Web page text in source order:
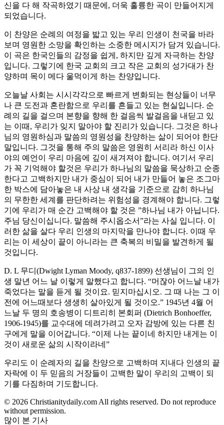
신을 다 해 작곡하였기 때문에, 더욱 훌륭한 곡이 만들어지게
되었습니다.
이 찬양은 순례의 여정을 밟고 있는 우리 인생이 천국을 바라
보며 영원한 소망을 확인하는 소중한 메시지가 담겨 있습니다.
이 곡은 한국인들의 감정을 쉽게, 하지만 깊게 자극하는 찬양
입니다. 그렇기에 한국 교회의 크고 작은 교회의 성가대가 찬
양하며 목이 메다 울먹이게 하는 찬양입니다.
오늘날 사회는 시시각각으로 빠르게 변화되는 현상들이 너무
나 큰 도전과 혼란함으로 우리를 흔들고 있는 현실입니다. 순
례의 길을 걸으며 본향을 향해 한 걸음씩 발걸음을 내딛고 있
는 이때, 우리가 잊지 말아야 할 진리가 있습니다. 그것은 하나
님의 영원하심과 말씀의 영원성을 찬양하는 삶이 되어야 한단
말입니다. 그것을 통해 주의 말씀은 영원히 서리라 하신 이사
야의 예언이 우리 마음에 깊이 새겨져야 합니다. 여기서 우리
가 꼭 기억해야 할것은 우리가 하나님의 말씀을 묵상하고 순종
한다고 고백하지만 내가 중심이 되어 내가 만들어 놓은 조그마
한 박스에 담아놓은 내 사상 내 생각을 기준으로 감히 하나님
의 무한한 세계를 판단하려는 위험성을 경계해야 합니다. 그렇
기에 우리가 매 순간 고백해야 할 것은 ”하나님 내가 아닙니다.
주님 당신이십니다. 말씀해 주시옵소서”라는 사실 입니다. 이
러한 삶을 살다 우리 인생의 마지막을 만나야 합니다. 이때 우
리는 이 세상이 끝이 아니라는 큰 축복의 비밀을 발견하게 될
것입니다.
D. L 무디(Dwight Lyman Moody, q837-1899) 선생님이 그의 인
생 말년 어느 날 이렇게 말했다고 합니다. “머잖아 어느날 내가
죽었다는 말을 듣게 될 것이요. 믿지마십시오. 그 때 나는 그 이
전에 어느때보다 생생히 살아있게 될 것이오.” 1945년 4월 어
느날 두 명의 호송병이 디트리히 본회퍼 (Dietrich Bonhoeffer,
1906-1945)를 교수대에 데려가려고 오자 감방에 있는 다른 친
구에게 말을 이어갑니다. “이제 나는 끝이네 하지만 내게는 이
것이 새로운 삶의 시작이라네”
우리도 이 순례자의 길을 찬양으로 고백하며 지내다 인생의 끝
자락에 이 두 믿음의 거장들이 고백한 말이 우리의 고백이 되
기를 다짐하며 기도합니다.
© 2026 Christianitydaily.com All rights reserved. Do not reproduce
without permission.
많이 본 기사